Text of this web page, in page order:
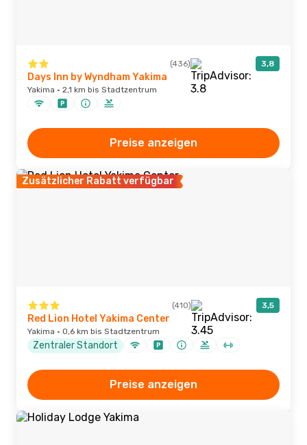
(436) 3,8
Days Inn by Wyndham Yakima
Yakima · 2,1 km bis Stadtzentrum
Preise anzeigen
Zusätzlicher Rabatt verfügbar
(410) 3,5
Red Lion Hotel Yakima Center
Yakima · 0,6 km bis Stadtzentrum
Zentraler Standort
Preise anzeigen